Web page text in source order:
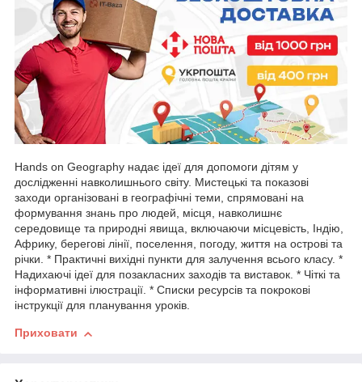
Hands on Geography надає ідеї для допомоги дітям у
дослідженні навколишнього світу. Мистецькі та показові
заходи організовані в географічні теми, спрямовані на
формування знань про людей, місця, навколишнє
середовище та природні явища, включаючи місцевість, Індію,
Африку, берегові лінії, поселення, погоду, життя на острові та
річки. * Практичні вихідні пункти для залучення всього класу. *
Надихаючі ідеї для позакласних заходів та виставок. * Чіткі та
інформативні ілюстрації. * Списки ресурсів та покрокові
інструкції для планування уроків.
Приховати